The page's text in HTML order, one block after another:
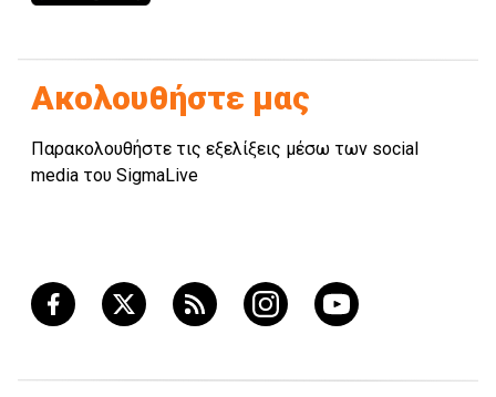
Ακολουθήστε μας
Παρακολουθήστε τις εξελίξεις μέσω των social
media του SigmaLive